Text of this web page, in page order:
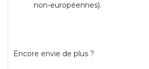
non-européennes).
Encore envie de plus ?